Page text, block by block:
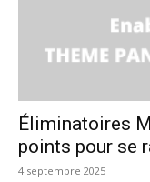
Éliminatoires
points pour se
4 septembre 2025